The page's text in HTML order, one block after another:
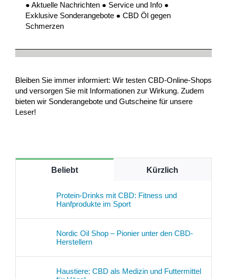
● Aktuelle Nachrichten ● Service und Info ●
Exklusive Sonderangebote ● CBD Öl gegen
Schmerzen
Bleiben Sie immer informiert: Wir testen CBD-Online-Shops
und versorgen Sie mit Informationen zur Wirkung. Zudem
bieten wir Sonderangebote und Gutscheine für unsere
Leser!
Beliebt Kürzlich
Protein-Drinks mit CBD: Fitness und
Hanfprodukte im Sport
Nordic Oil Shop – Pionier unter den CBD-
Herstellern
Haustiere: CBD als Medizin und Futtermittel